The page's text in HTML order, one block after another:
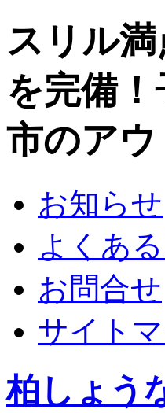
スリル
を完備
市のアウ
お知らせ
よくあ
お問合せ
サイト
柏しょう